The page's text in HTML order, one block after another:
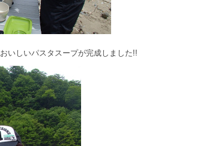
おいしいパスタスープが完成しました!!